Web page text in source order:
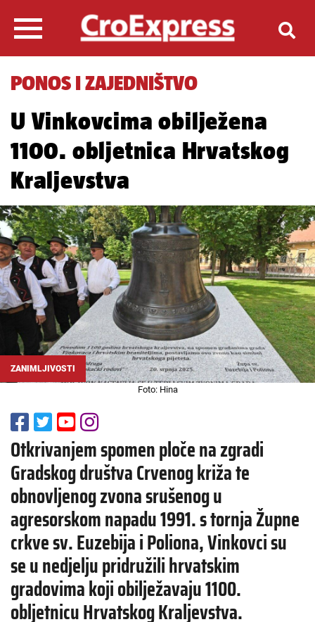
PONOS I ZAJEDNIŠTVO
U Vinkovcima obilježena
1100. obljetnica Hrvatskog
Kraljevstva
ZANIMLJIVOSTI
Foto: Hina
Otkrivanjem spomen ploče na zgradi
Gradskog društva Crvenog križa te
obnovljenog zvona srušenog u
agresorskom napadu 1991. s tornja Župne
crkve sv. Euzebija i Poliona, Vinkovci su
se u nedjelju pridružili hrvatskim
gradovima koji obilježavaju 1100.
obljetnicu Hrvatskog Kraljevstva.